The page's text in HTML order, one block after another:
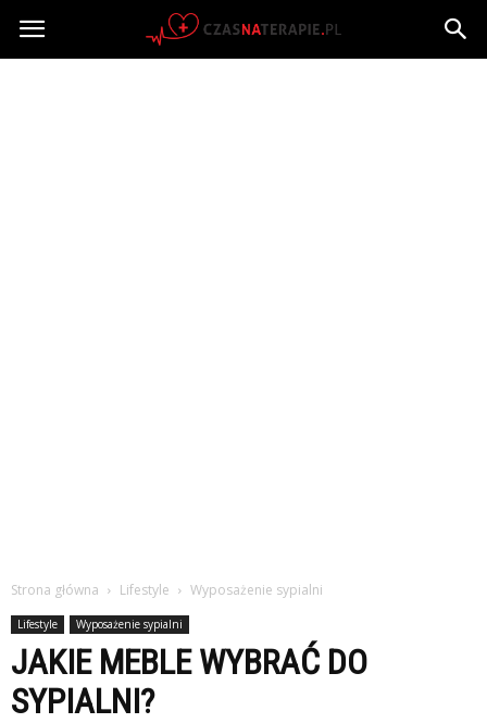
Czasnaterapie.pl
Strona główna Lifestyle Wyposażenie sypialni
Lifestyle Wyposażenie sypialni
JAKIE MEBLE WYBRAĆ DO
SYPIALNI?